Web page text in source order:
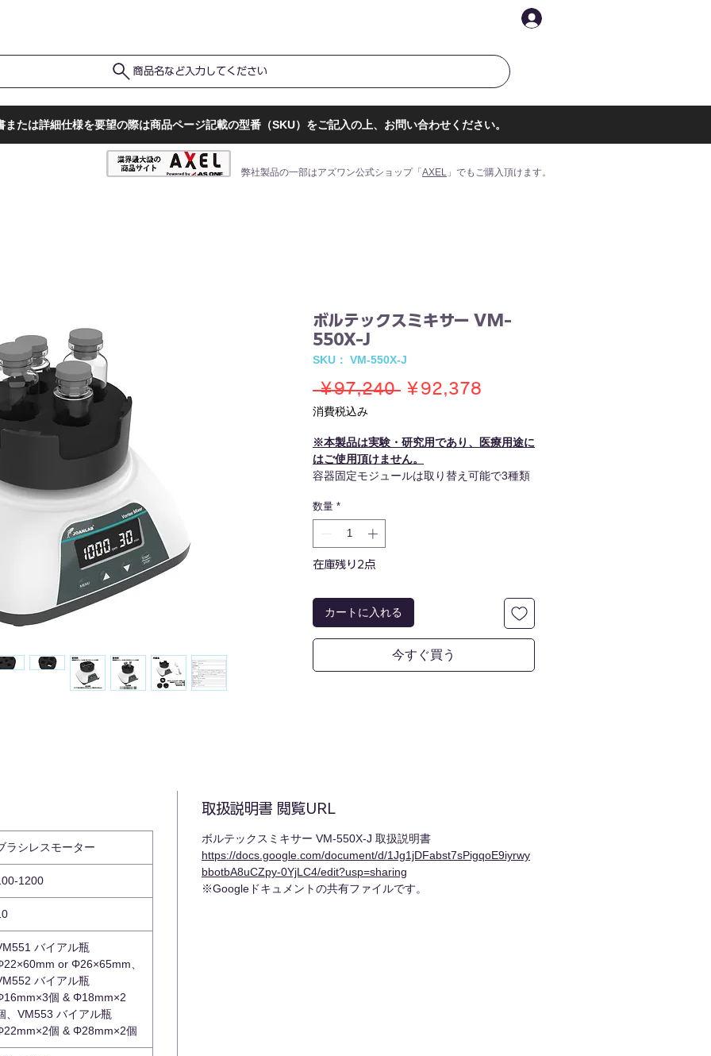
商品名など入力してください
たは詳細仕様を要望の際は商品ページ記載の型番（SKU）をご記入の上、お問い合わせください。
弊社製品の一部はアズワン公式ショップ「 AXEL 」でもご購入頂けます。
ボルテックスミキサー VM-
550X-J
SKU： VM-550X-J
￥97,240 通
格
￥92,378
価
格
消費税込み
※本製品は実験・研究用であり、医療用途に
はご使用頂けません。
容器固定モジュールは取り替え可能で3種類
替えることで直径16, 18, 22, 26, 28mmのバ
イアル瓶に対応しています。
数量 *
在庫残り2点
カートに入れる
今すぐ買う
ラシレスモーター
1200
バイアル瓶
or Φ26×65mm、
バイアル瓶
個 & Φ18mm×2
、VM553 バイアル瓶
個 & Φ28mm×2個
取扱説明書 閲覧URL
ボルテックスミキサー VM-550X-J 取扱説明書
https://docs.google.com/document/d/1Jg1jDFabst7sPigqoE9iyrwy
bbotbA8uCZpy-0YjLC4/edit?usp=sharing
※Googleドキュメントの共有ファイルです。